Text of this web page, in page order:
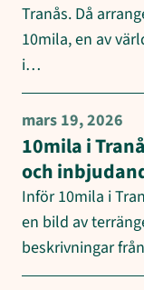
Tranås. Då
10mila, en av
i…
mars 19, 2026
10mila i
och
Inför 10mila i
en bild av
beskrivningar